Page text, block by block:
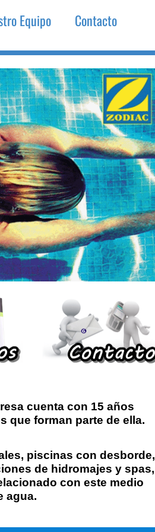
Equipo Contacto
cuenta con 15 años
que forman parte de ella.
piscinas con desborde,
de hidromajes y spas,
con este medio
agua.